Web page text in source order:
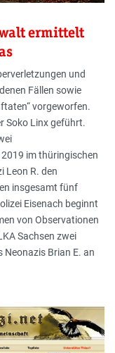
ermittelt
und
Fällen sowie
vorgeworfen.
Soko Linx geführt.
im thüringischen
Leon R. den
insgesamt fünf
Eisenach beginnt
von Observationen
Sachsen zwei
Neonazis Brian E. an